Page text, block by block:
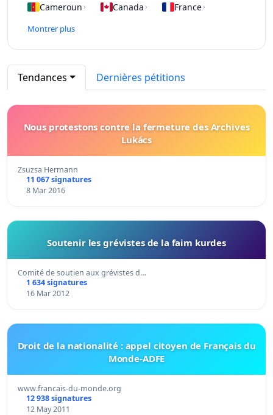
Cameroun › Canada › France›
Montrer plus
Tendances Dernières pétitions
Nous protestons contre la fermeture des Archives
Lukács
Zsuzsa Hermann
11 067 signatures
8 Mar 2016
Soutenir les grévistes de la faim kurdes
Comité de soutien aux grévistes d…
1 634 signatures
16 Mar 2012
Droit de la nationalité : appel citoyen de Français du
Monde-ADFE
www.francais-du-monde.org
12 938 signatures
12 May 2011